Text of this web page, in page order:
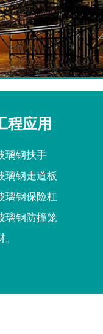
程应用
璃钢扶手
璃钢走道板
璃钢保险杠
璃钢防撞笼